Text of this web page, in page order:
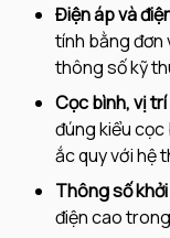
Điện áp và
tính bằng đơn
thông số kỹ
Cọc bình, vị
đúng kiểu cọc
ắc quy với hệ
Thông số
điện cao